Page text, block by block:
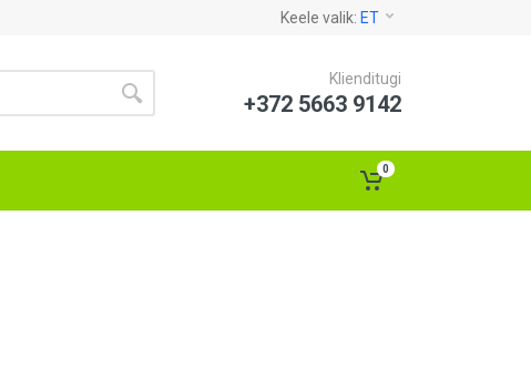
Keele valik: ET
Klienditugi
+372 5663 9142
0